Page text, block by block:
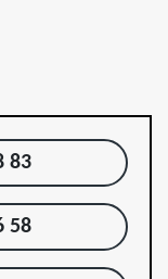
83
58